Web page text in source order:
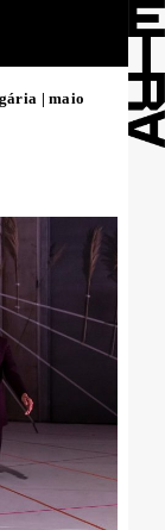
| maio